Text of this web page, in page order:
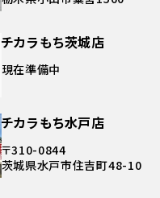
チカラもち茨城店
現在準備中
チカラもち水戸店
〒310-0844
茨城県水戸市住吉町48-10